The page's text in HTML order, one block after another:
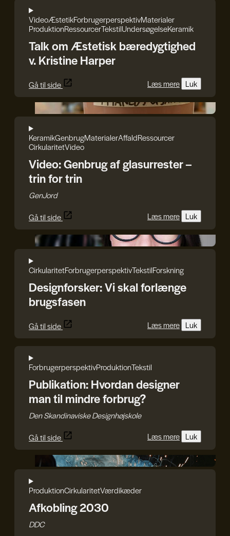
VideoÆstetikForbrugerperspektivMaterialer
ProduktionRessourcerTekstilUndersøgelseKeramik
Talk om Æstetisk bæredygtighed
v. Kristine Harper
Gå til side Læs mere Luk
KeramikGenbrugMaterialerAffaldRessourcer
CirkularitetVideo
Video: Genbrug af glasurrester –
trin for trin
GenJord
Gå til side
Læs mere Luk
Iryna Kucher
CirkularitetForbrugerperspektivTekstilForskning
Designforsker: Vi skal forlænge
brugsfasen
Gå til side Læs mere Luk
ForbrugerperspektivProduktionTekstil
Publikation: Hvordan designer
man til mindre forbrug?
Den Skandinaviske Designhøjskole
Gå til side
Læs mere Luk
ProduktionCirkularitetVærdikæder
Afkobling 2030
DDC